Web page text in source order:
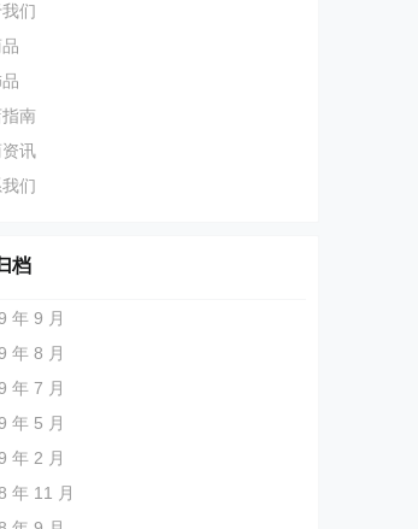
们
南
讯
们
档
年 9 月
年 8 月
年 7 月
年 5 月
年 2 月
年 11 月